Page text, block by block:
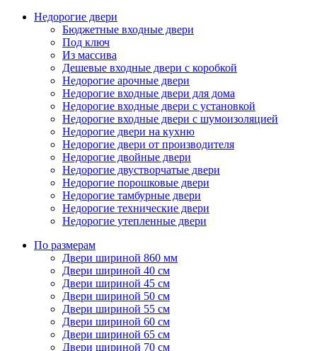
Недорогие двери
Бюджетные входные двери
Под ключ
Из массива
Дешевые входные двери с коробкой
Недорогие арочные двери
Недорогие входные двери для дома
Недорогие входные двери с установкой
Недорогие входные двери с шумоизоляцией
Недорогие двери на кухню
Недорогие двери от производителя
Недорогие двойные двери
Недорогие двустворчатые двери
Недорогие порошковые двери
Недорогие тамбурные двери
Недорогие технические двери
Недорогие утепленные двери
По размерам
Двери шириной 860 мм
Двери шириной 40 см
Двери шириной 45 см
Двери шириной 50 см
Двери шириной 55 см
Двери шириной 60 см
Двери шириной 65 см
Двери шириной 70 см